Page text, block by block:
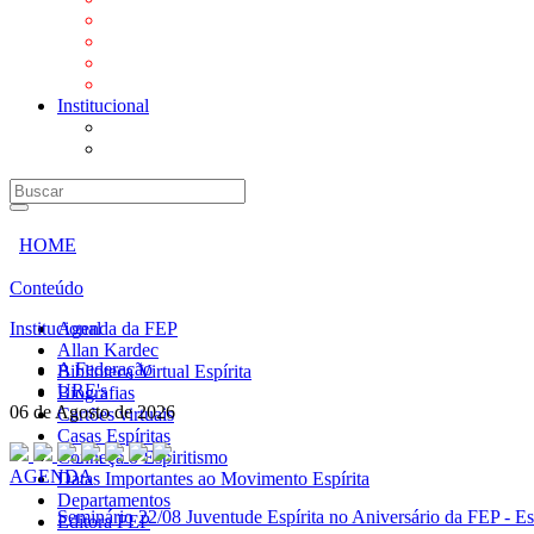
Institucional
HOME
Conteúdo
Agenda da FEP
Allan Kardec
Biblioteca Virtual Espírita
Biografias
Cartões virtuais
Casas Espíritas
Conheça o Espiritismo
Datas Importantes ao Movimento Espírita
Departamentos
Editora FEP
Institucional
A Federação
URE's
06 de Agosto de 2026
AGENDA
Seminário 22/08 Juventude Espírita no Aniversário da FEP -